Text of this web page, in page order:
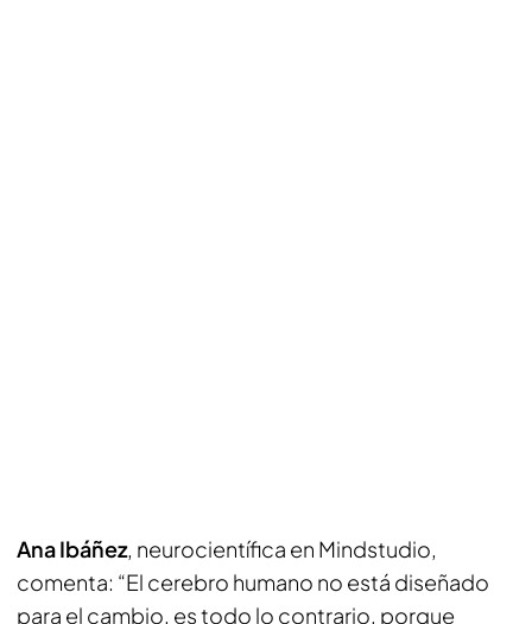
Ana Ibáñez, neurocientífica en Mindstudio,
comenta: “El cerebro humano no está diseñado
para el cambio, es todo lo contrario, porque